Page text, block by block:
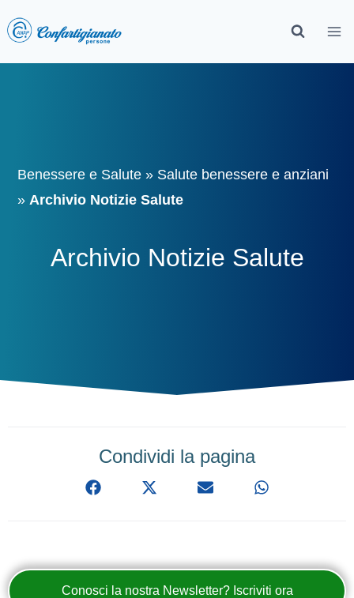
Benessere e Salute » Salute benessere e anziani
» Archivio Notizie Salute
Archivio Notizie Salute
Condividi la pagina
Conosci la nostra Newsletter? Iscriviti ora